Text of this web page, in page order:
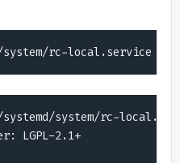
rc-local.service /
system/rc-
LGPL-2.1+